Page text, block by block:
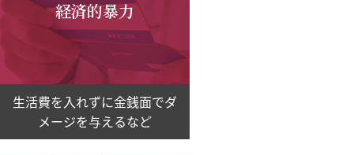
経済的暴力
生活費を入れずに金銭面でダ
メージを与えるなど